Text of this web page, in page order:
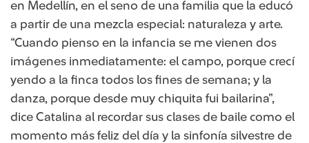
en Medellín, en el seno de una familia que la educó
a partir de una mezcla especial: naturaleza y arte.
“Cuando pienso en la infancia se me vienen dos
imágenes inmediatamente: el campo, porque crecí
yendo a la finca todos los fines de semana; y la
danza, porque desde muy chiquita fui bailarina”,
dice Catalina al recordar sus clases de baile como el
momento más feliz del día y la sinfonía silvestre de